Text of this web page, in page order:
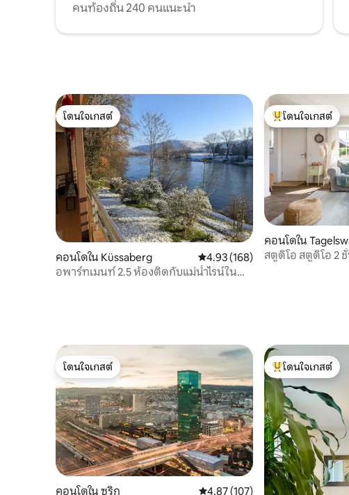
คนท้องถิ่น 240 คนแนะนำ
โดนใจเกสต์
โดนใจเกสต์
คอนโดใน Küssaberg คะแนนเฉลี่ย 4.93 จาก 5, 168 รีวิว
4.93 (168)
อพาร์ทเมนท์ 2.5 ห้องติดกับแม่น้ำไรน์ใน
โดนใจเกสต์ที่สุด
โดนใจเกสต์
คอนโดใน
สตูดิโอ สตูดิโอ 2
โดนใจเกสต์
โดนใจเกสต์
คอนโดใน ซูริก คะแนนเฉลี่ย 4.87 จาก 5, 107 รีวิว
4.87 (107)
โดนใจเกสต์ที่สุด
โดนใจเกสต์